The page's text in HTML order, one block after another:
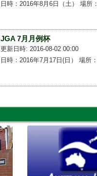
日時：2016年8月6日（土） 場所
JGA 7月月例杯
更新日時: 2016-08-02 00:00
日時：2016年7月17日(日） 場所